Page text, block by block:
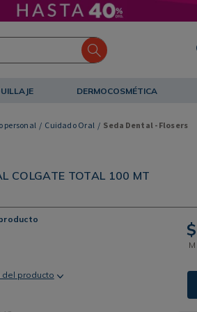
DERMOCOSMÉTICA
personal Cuidado Oral Seda Dental - Flosers
COLGATE TOTAL 100 MT
del producto
$
M